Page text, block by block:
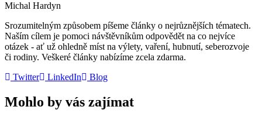
Michal Hardyn
Srozumitelným způsobem píšeme články o nejrůznějších tématech.
Naším cílem je pomoci návštěvníkům odpovědět na co nejvíce
otázek - ať už ohledně míst na výlety, vaření, hubnutí, seberozvoje
či rodiny. Veškeré články nabízíme zcela zdarma.
Twitter
LinkedIn Blog
Mohlo by vás zajímat